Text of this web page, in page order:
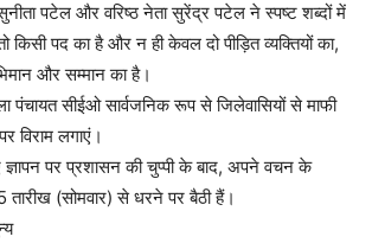
पटेल और वरिष्ठ नेता सुरेंद्र पटेल ने स्पष्ट शब्दों में
किसी पद का है और न ही केवल दो पीड़ित व्यक्तियों का,
और सम्मान का है।
पंचायत सीईओ सार्वजनिक रूप से जिलेवासियों से माफी
विराम लगाएं।
ज्ञापन पर प्रशासन की चुप्पी के बाद, अपने वचन के
(सोमवार) से धरने पर बैठी हैं।